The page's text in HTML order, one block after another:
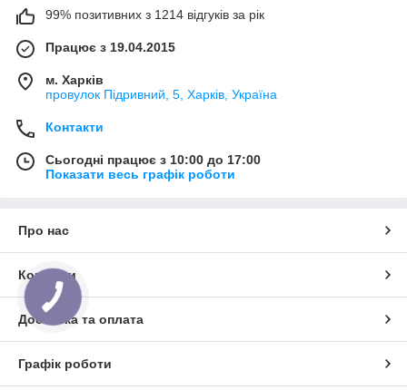
99% позитивних з 1214 відгуків за рік
Працює з 19.04.2015
м. Харків
провулок Підривний, 5, Харків, Україна
Контакти
Сьогодні працює з 10:00 до 17:00
Показати весь графік роботи
Про нас
Контакти
Доставка та оплата
Графік роботи